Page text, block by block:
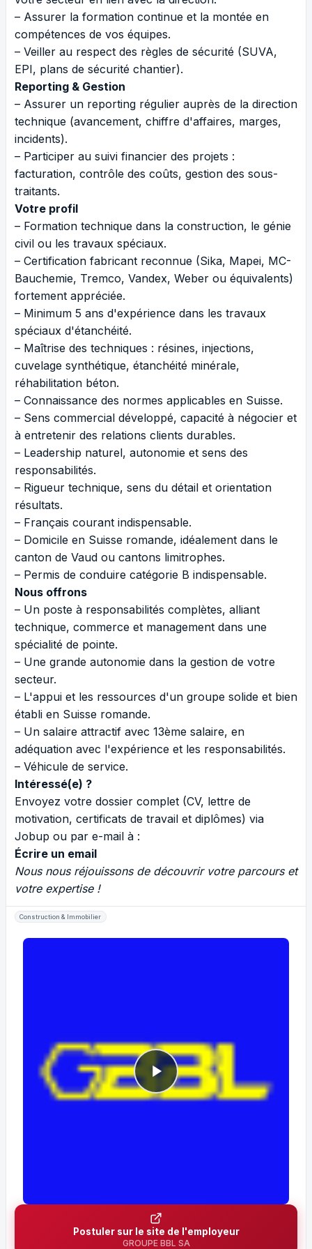
– Assurer la formation continue et la montée en
compétences de vos équipes.
– Veiller au respect des règles de sécurité (SUVA,
EPI, plans de sécurité chantier).
Reporting & Gestion
– Assurer un reporting régulier auprès de la direction
technique (avancement, chiffre d'affaires, marges,
incidents).
– Participer au suivi financier des projets :
facturation, contrôle des coûts, gestion des sous-
traitants.
Votre profil
– Formation technique dans la construction, le génie
civil ou les travaux spéciaux.
– Certification fabricant reconnue (Sika, Mapei, MC-
Bauchemie, Tremco, Vandex, Weber ou équivalents)
fortement appréciée.
– Minimum 5 ans d'expérience dans les travaux
spéciaux d'étanchéité.
– Maîtrise des techniques : résines, injections,
cuvelage synthétique, étanchéité minérale,
réhabilitation béton.
– Connaissance des normes applicables en Suisse.
– Sens commercial développé, capacité à négocier et
à entretenir des relations clients durables.
– Leadership naturel, autonomie et sens des
responsabilités.
– Rigueur technique, sens du détail et orientation
résultats.
– Français courant indispensable.
– Domicile en Suisse romande, idéalement dans le
canton de Vaud ou cantons limitrophes.
– Permis de conduire catégorie B indispensable.
Nous offrons
– Un poste à responsabilités complètes, alliant
technique, commerce et management dans une
spécialité de pointe.
– Une grande autonomie dans la gestion de votre
secteur.
– L'appui et les ressources d'un groupe solide et bien
établi en Suisse romande.
– Un salaire attractif avec 13ème salaire, en
adéquation avec l'expérience et les responsabilités.
– Véhicule de service.
Intéressé(e) ?
Envoyez votre dossier complet (CV, lettre de
motivation, certificats de travail et diplômes) via
Jobup ou par e-mail à :
Écrire un email
Nous nous réjouissons de découvrir votre parcours et
votre expertise !
Construction & Immobilier
Postuler sur le site de l'employeur
GROUPE BBL SA